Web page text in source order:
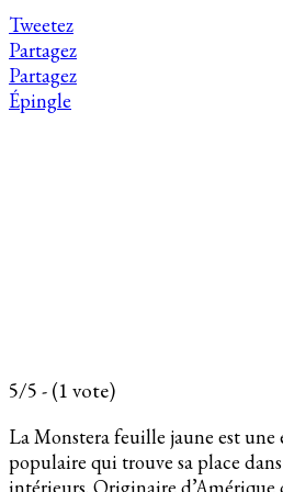
Tweetez
Partagez
Partagez
Épingle
5/5 - (1 vote)
La Monstera feuille jaune est une
populaire qui trouve sa place
intérieurs. Originaire d’Amérique